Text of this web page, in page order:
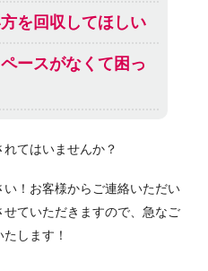
を回収してほしい
ースがなくて困っ
てはいませんか？
！お客様からご連絡いただい
ていただきますので、急なご
します！